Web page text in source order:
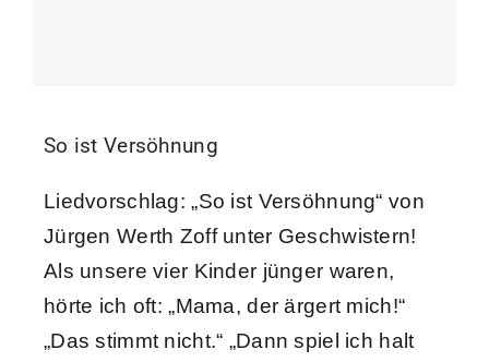
So ist Versöhnung
Liedvorschlag: „So ist Versöhnung“ von
Jürgen Werth Zoff unter Geschwistern!
Als unsere vier Kinder jünger waren,
hörte ich oft: „Mama, der ärgert mich!“
„Das stimmt nicht.“ „Dann spiel ich halt